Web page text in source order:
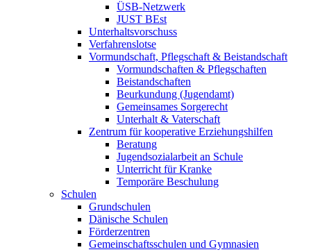
ÜSB-Netzwerk
JUST BEst
Unterhaltsvorschuss
Verfahrenslotse
Vormundschaft, Pflegschaft & Beistandschaft
Vormundschaften & Pflegschaften
Beistandschaften
Beurkundung (Jugendamt)
Gemeinsames Sorgerecht
Unterhalt & Vaterschaft
Zentrum für kooperative Erziehungshilfen
Beratung
Jugendsozialarbeit an Schule
Unterricht für Kranke
Temporäre Beschulung
Schulen
Grundschulen
Dänische Schulen
Förderzentren
Gemeinschaftsschulen und Gymnasien